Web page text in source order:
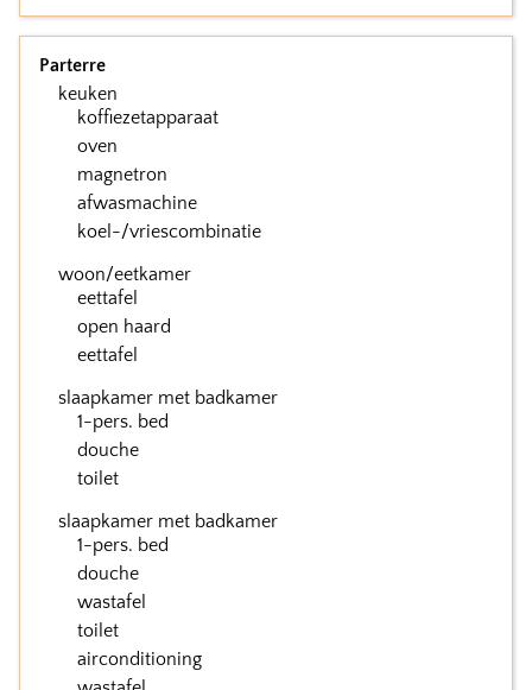
Parterre
keuken
koffiezetapparaat
oven
magnetron
afwasmachine
koel-/vriescombinatie
woon/eetkamer
eettafel
open haard
eettafel
slaapkamer met badkamer
1-pers. bed
douche
toilet
slaapkamer met badkamer
1-pers. bed
douche
wastafel
toilet
airconditioning